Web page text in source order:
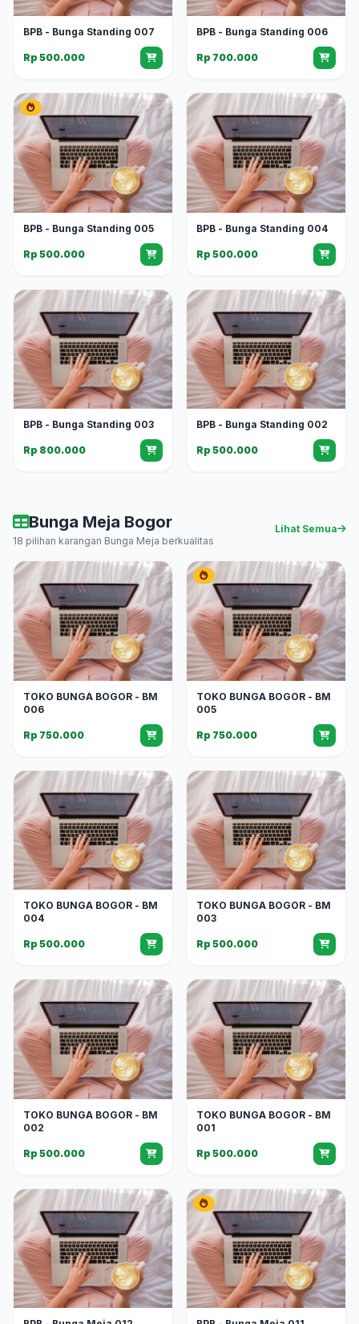
BPB - Bunga Standing 007
Rp 500.000
BPB - Bunga Standing 006
Rp 700.000
BPB - Bunga Standing 005
Rp 500.000
BPB - Bunga Standing 004
Rp 500.000
BPB - Bunga Standing 003
Rp 800.000
BPB - Bunga Standing 002
Rp 500.000
Bunga Meja Bogor
18 pilihan karangan Bunga Meja berkualitas
Lihat Semua
TOKO BUNGA BOGOR - BM
006
Rp 750.000
TOKO BUNGA BOGOR - BM
005
Rp 750.000
TOKO BUNGA BOGOR - BM
004
Rp 500.000
TOKO BUNGA BOGOR - BM
003
Rp 500.000
TOKO BUNGA BOGOR - BM
002
Rp 500.000
TOKO BUNGA BOGOR - BM
001
Rp 500.000